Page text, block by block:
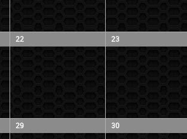
22 23
29 30